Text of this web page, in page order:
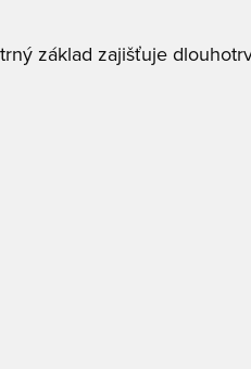
základ zajišťuje